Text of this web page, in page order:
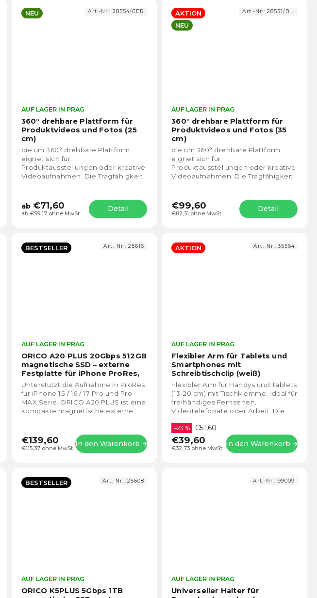
durchschnittliche
Produktbewertung
Sternen.
NEU
360° drehbare Plattform für
Produktvideos und Fotos (25
cm)
durchschnittliche
Produktbewertung
Sternen.
AUF LAGER IN PRAG
ab €59,17 ohne MwSt.
ab€71,60 Detail
die um 360° drehbare Plattform
eignet sich für
Produktausstellungen oder kreative
Videoaufnahmen. Die Tragfähigkeit
Art.-Nr.:28554/CER
AKTION
NEU
360° drehbare Plattform für
Produktvideos und Fotos (35
cm)
AUF LAGER IN PRAG
€82,31 ohne MwSt.
€99,60 Detail
die um 360° drehbare Plattform
eignet sich für
Produktausstellungen oder kreative
Videoaufnahmen. Die Tragfähigkeit
Art.-Nr.: 28551/BIL
durchschnittliche
Produktbewertung
Sternen.
BESTSELLER
ORICO A20 PLUS 20Gbps 512GB
magnetische SSD – externe
Festplatte für iPhone ProRes,
Android und Kameraleute
(hellgrau)
durchschnittliche
Produktbewertung
Sternen.
AUF LAGER IN PRAG
€115,37 ohne MwSt.
€139,60 In den Warenkorb
Unterstützt die Aufnahme in ProRes
für iPhone 15 / 16 / 17 Pro und Pro
MAX Serie. ORICO A20 PLUS ist eine
kompakte magnetische externe
Art.-Nr.:25616 AKTION
Flexibler Arm für Tablets und
Smartphones mit
Schreibtischclip (weiß)
von
AUF LAGER IN PRAG
€32,73 ohne MwSt.
–23 % €51,60
€39,60 In den Warenkorb
Flexibler Arm für Handys und Tablets
(13-20 cm) mit Tischklemme. Ideal für
freihändiges Fernsehen,
Videotelefonate oder Arbeit. Die
ermöglicht eine...
Art.-Nr.:35564
durchschnittliche
BESTSELLER
ORICO K5PLUS 5Gbps 1TB
durchschnittliche
AUF LAGER IN PRAG
Art.-Nr.:25608
Universeller Halter für
AUF LAGER IN PRAG
Art.-Nr.: 99009